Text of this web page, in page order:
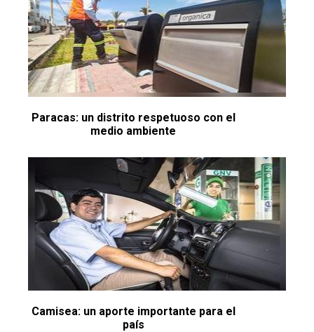
Paracas: un distrito respetuoso con el
medio ambiente
Camisea: un aporte importante para el
país